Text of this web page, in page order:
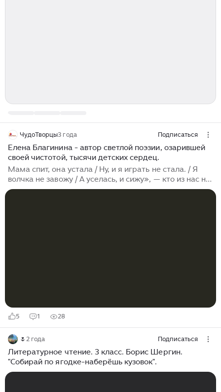
ЧудоТворцы3 года Подписаться
Елена Благинина - автор светлой поэзии, озарившей
своей чистотой, тысячи детских сердец.
Мама спит, она устала / Ну, и я играть не стала. / Я
волчка не завожу / А уселась, и сижу», — кто из нас не
помнит эти трогательные строчки, родом из детства?
5 1 28
🌷2 года Подписаться
Литературное чтение. 3 класс. Борис Шергин.
"Собирай по ягодке-наберёшь кузовок".